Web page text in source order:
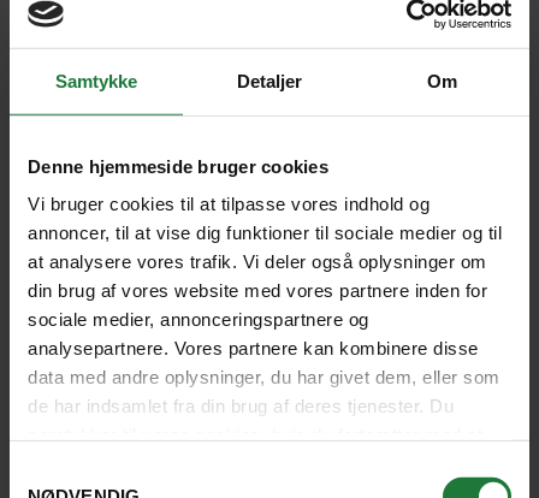
Samtykke Detaljer Om
Denne hjemmeside bruger cookies
Vi bruger cookies til at tilpasse vores indhold og
annoncer, til at vise dig funktioner til sociale medier og til
at analysere vores trafik. Vi deler også oplysninger om
din brug af vores website med vores partnere inden for
sociale medier, annonceringspartnere og
analysepartnere. Vores partnere kan kombinere disse
data med andre oplysninger, du har givet dem, eller som
de har indsamlet fra din brug af deres tjenester. Du
OPLEV THAILAND PÅ 2 MINUTTER
Vi havde den mest fantastiske rejse til